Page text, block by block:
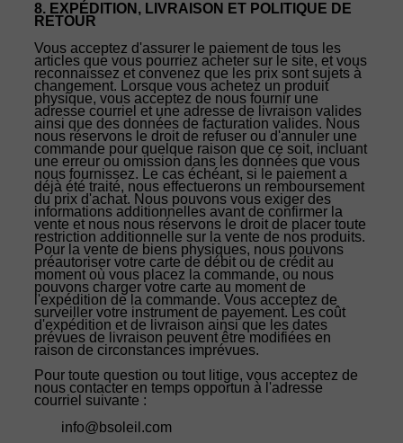
8. EXPÉDITION, LIVRAISON ET POLITIQUE DE
RETOUR
Vous acceptez d'assurer le paiement de tous les
articles que vous pourriez acheter sur le site, et vous
reconnaissez et convenez que les prix sont sujets à
changement. Lorsque vous achetez un produit
physique, vous acceptez de nous fournir une
adresse courriel et une adresse de livraison valides
ainsi que des données de facturation valides. Nous
nous réservons le droit de refuser ou d'annuler une
commande pour quelque raison que ce soit, incluant
une erreur ou omission dans les données que vous
nous fournissez. Le cas échéant, si le paiement a
déjà été traité, nous effectuerons un remboursement
du prix d'achat. Nous pouvons vous exiger des
informations additionnelles avant de confirmer la
vente et nous nous réservons le droit de placer toute
restriction additionnelle sur la vente de nos produits.
Pour la vente de biens physiques, nous pouvons
préautoriser votre carte de débit ou de crédit au
moment où vous placez la commande, ou nous
pouvons charger votre carte au moment de
l'expédition de la commande. Vous acceptez de
surveiller votre instrument de payement. Les coût
d'expédition et de livraison ainsi que les dates
prévues de livraison peuvent être modifiées en
raison de circonstances imprévues.
Pour toute question ou tout litige, vous acceptez de
nous contacter en temps opportun à l'adresse
courriel suivante :
info@bsoleil.com